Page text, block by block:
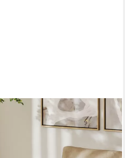
Beleuchtung, 2 Schublade,